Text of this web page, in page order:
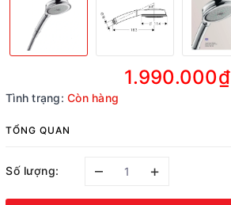
1.990.000₫
Tình trạng: Còn hàng
TỔNG QUAN
Số lượng: – +